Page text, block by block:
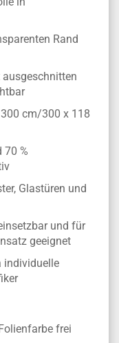
Rand
cm/300 x 118
70 %
Glastüren und
und für
geeignet
individuelle
frei